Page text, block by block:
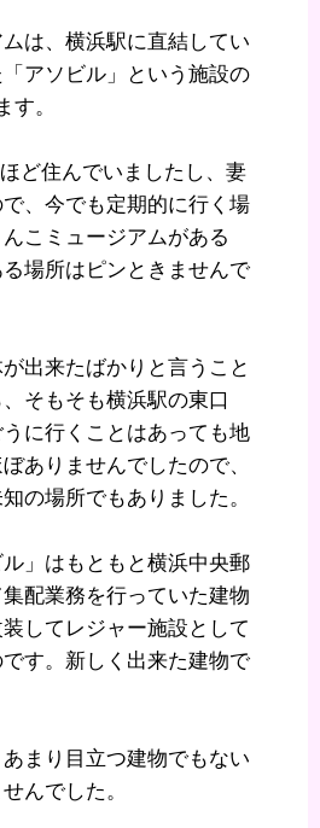
は、横浜駅に直結してい
アソビル」という施設の
す。
ど住んでいましたし、妻
、今でも定期的に行く場
こミュージアムがある
る場所はピンときませんで
が出来たばかりと言うこと
そもそも横浜駅の東口
に行くことはあっても地
ありませんでしたので、
の場所でもありました。
」はもともと横浜中央郵
配業務を行っていた建物
してレジャー施設として
す。新しく出来た建物で
まり目立つ建物でもない
んでした。